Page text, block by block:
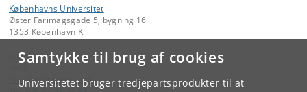
Samtykke til brug af cookies
Universitetet bruger tredjepartsprodukter til at
Københavns Universitet
Øster Farimagsgade 5, bygning 16
1353 København K
Kontakt:
faos@sociology.ku.dk